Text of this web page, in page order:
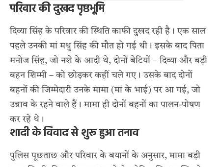
परिवार की दुखद पृष्ठभूमि
दिव्या सिंह के परिवार की स्थिति काफी दुखद रही है। एक साल
पहले उनकी मां मधु सिंह की मौत हो गई थी। इसके बाद पिता
मनोज सिंह, जो नशे के आदी थे, दोनों बेटियों – दिव्या और बड़ी
बहन शिम्मी – को छोड़कर कहीं चले गए। उसके बाद दोनों
बहनों की जिम्मेदारी उनके मामा (मां के भाई) पर आ गई, जो
उन्नाव के रहने वाले हैं। मामा ही दोनों बहनों का पालन-पोषण
कर रहे थे।
शादी के विवाद से शुरू हुआ तनाव
पुलिस पूछताछ और परिवार के बयानों के अनुसार, मामा बड़ी